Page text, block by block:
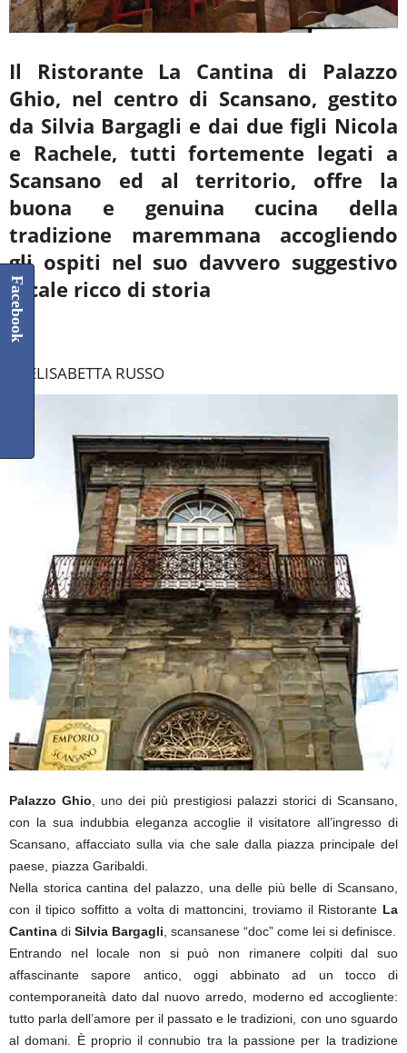
Il Ristorante La Cantina di Palazzo
Ghio, nel centro di Scansano, gestito
da Silvia Bargagli e dai due figli Nicola
e Rachele, tutti fortemente legati a
Scansano ed al territorio, offre la
buona e genuina cucina della
tradizione maremmana accogliendo
gli ospiti nel suo davvero suggestivo
locale ricco di storia
****
DI ELISABETTA RUSSO
Palazzo Ghio , uno dei più prestigiosi palazzi storici di Scansano,
con la sua indubbia eleganza accoglie il visitatore all’ingresso di
Scansano, affacciato sulla via che sale dalla piazza principale del
paese, piazza Garibaldi.
Nella storica cantina del palazzo, una delle più belle di Scansano,
con il tipico soffitto a volta di mattoncini, troviamo il Ristorante La
Cantina di Silvia Bargagli , scansanese “doc” come lei si definisce.
Entrando nel locale non si può non rimanere colpiti dal suo
affascinante sapore antico, oggi abbinato ad un tocco di
contemporaneità dato dal nuovo arredo, moderno ed accogliente:
tutto parla dell’amore per il passato e le tradizioni, con uno sguardo
al domani. È proprio il connubio tra la passione per la tradizione
Facebook